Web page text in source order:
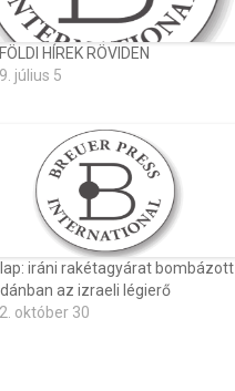
HÍREK RÖVIDEN
július 5
iráni rakétagyárat bombázott
az izraeli légierő
október 30